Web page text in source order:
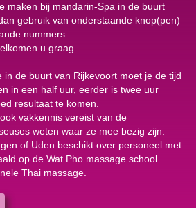
maken bij mandarin-Spa in de buurt
gebruik van onderstaande knop(pen)
nummers.
u graag.
in de buurt van Rijkevoort moet je de tijd
in een half uur, eerder is twee uur
resultaat te komen.
vakkennis vereist van de
weten waar ze mee bezig zijn.
of Uden beschikt over personeel met
op de Wat Pho massage school
Thai massage.